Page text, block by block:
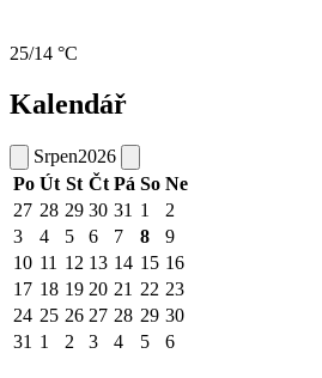
25/14 °C
Kalendář
Srpen2026
Po Út St Čt Pá So Ne
27 28 29 30 31 1
2
3
4 5 6 7 8
9
10 11 12 13 14 15 16
17 18 19 20 21 22 23
24 25 26 27 28 29 30
31 1 2 3 4 5 6